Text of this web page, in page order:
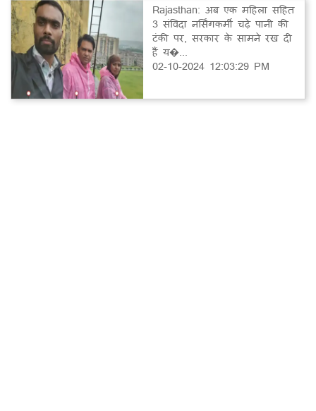
Rajasthan: अब एक महिला सहित
3 संविदा नर्सिंगकर्मी चढ़े पानी की
टंकी पर, सरकार के सामने रख दी
हैं य�...
02-10-2024 12:03:29 PM